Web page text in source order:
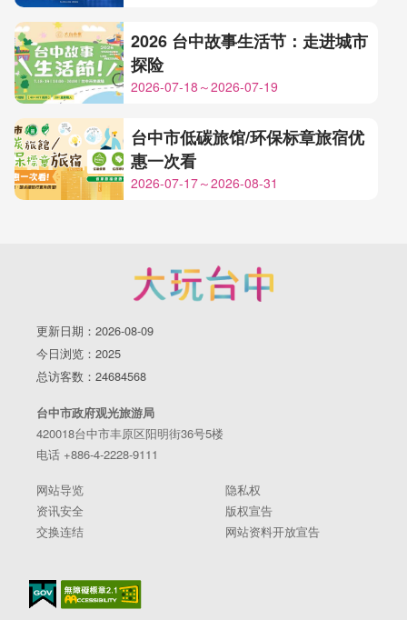
2026 台中故事生活节：走进城市
探险
2026-07-18～2026-07-19
台中市低碳旅馆/环保标章旅宿优
惠一次看
2026-07-17～2026-08-31
更新日期：2026-08-09
今日浏览：2025
总访客数：24684568
台中市政府观光旅游局
420018台中市丰原区阳明街36号5楼
电话 +886-4-2228-9111
网站导览
隐私权
资讯安全
版权宣告
交换连结
网站资料开放宣告